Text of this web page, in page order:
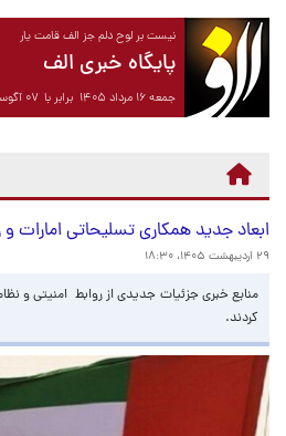
نیست بر لوح دلم جز الف قامت یار
پایگاه خبری الف
جمعه ۱۶ مرداد ۱۴۰۵ برابر با ۰۷ آگوست ۲۰۲۶
ابعاد جدید همکاری تسلیحاتی امارات
۲۹ اردیبهشت ۱۴۰۵، ۱۸:۳۰
منابع خبری جزئیات جدیدی از روابط امنیتی و
کردند.